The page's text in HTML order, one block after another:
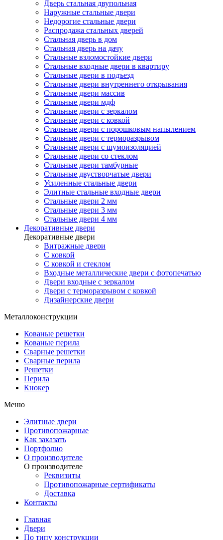
Дверь стальная двупольная
Наружные стальные двери
Недорогие стальные двери
Распродажа стальных дверей
Стальная дверь в дом
Стальная дверь на дачу
Стальные взломостойкие двери
Стальные входные двери в квартиру
Стальные двери в подъезд
Стальные двери внутреннего открывания
Стальные двери массив
Стальные двери мдф
Стальные двери с зеркалом
Стальные двери с ковкой
Стальные двери с порошковым напылением
Стальные двери с терморазрывом
Стальные двери с шумоизоляцией
Стальные двери со стеклом
Стальные двери тамбурные
Стальные двустворчатые двери
Усиленные стальные двери
Элитные стальные входные двери
Стальные двери 2 мм
Стальные двери 3 мм
Стальные двери 4 мм
Декоративные двери
Декоративные двери
Витражные двери
С ковкой
С ковкой и стеклом
Входные металлические двери с фотопечатью
Двери входные с зеркалом
Двери с терморазрывом с ковкой
Дизайнерские двери
Металлоконструкции
Кованые решетки
Кованые перила
Сварные решетки
Сварные перила
Решетки
Перила
Кнокер
Меню
Элитные двери
Противопожарные
Как заказать
Портфолио
О производителе
О производителе
Реквизиты
Противопожарные сертификаты
Доставка
Контакты
Главная
Двери
По типу конструкции